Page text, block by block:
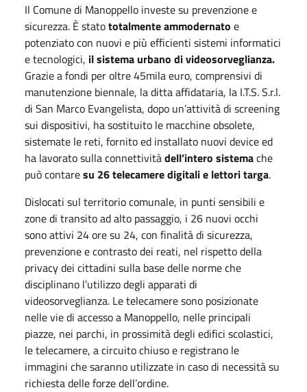
Il Comune di Manoppello investe su prevenzione e
sicurezza. È statototalmente ammodernato e
potenziato con nuovi e più efficienti sistemi informatici
e tecnologici, il sistema urbano di videosorveglianza.
Grazie a fondi per oltre 45mila euro, comprensivi di
manutenzione biennale, la ditta affidataria, la I.T.S. S.r.l.
di San Marco Evangelista, dopo un’attività di screening
sui dispositivi, ha sostituito le macchine obsolete,
sistemate le reti, fornito ed installato nuovi device ed
ha lavorato sulla connettivitàdell’intero sistemache
può contaresu 26 telecamere digitali e lettori targa.
Dislocati sul territorio comunale, in punti sensibili e
zone di transito ad alto passaggio, i 26 nuovi occhi
sono attivi 24 ore su 24, con finalità di sicurezza,
prevenzione e contrasto dei reati, nel rispetto della
privacy dei cittadini sulla base delle norme che
disciplinano l’utilizzo degli apparati di
videosorveglianza. Le telecamere sono posizionate
nelle vie di accesso a Manoppello, nelle principali
piazze, nei parchi, in prossimità degli edifici scolastici,
le telecamere, a circuito chiuso e registrano le
immagini che saranno utilizzate in caso di necessità su
richiesta delle forze dell’ordine.